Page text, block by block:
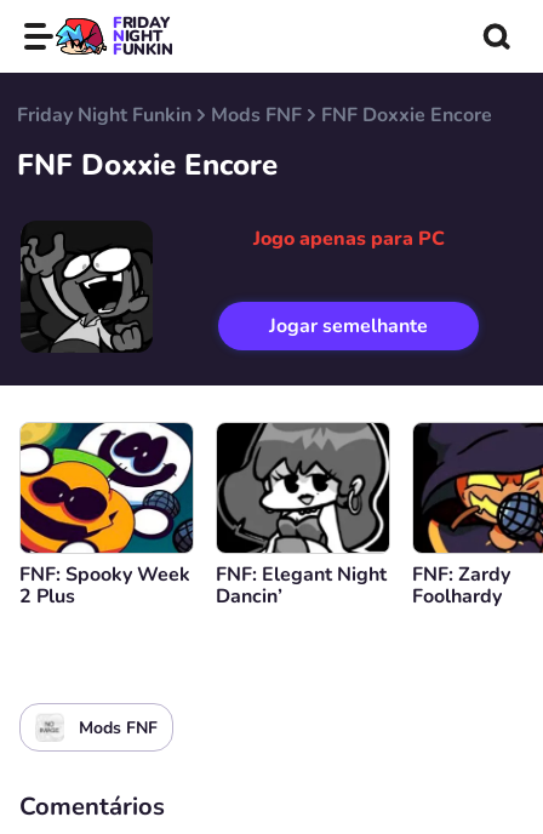
FRIDAY
NIGHT
FUNKIN
Friday Night Funkin Mods FNF FNF Doxxie Encore
FNF Doxxie Encore
Jogo apenas para PC
Jogar semelhante
FNF: Spooky Week
2 Plus
FNF: Elegant Night
Dancin’
FNF: Zardy
Foolhardy
Mods FNF
Comentários